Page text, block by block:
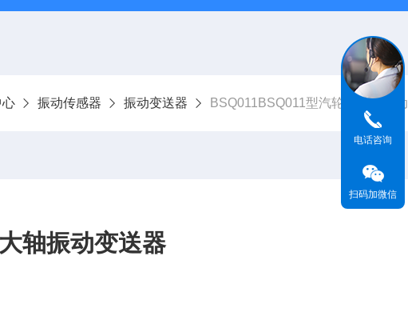
心 振动传感器 振动变送器 BSQ011BSQ011型汽轮机大轴振
轴振动变送器
电话咨询
扫码加微信